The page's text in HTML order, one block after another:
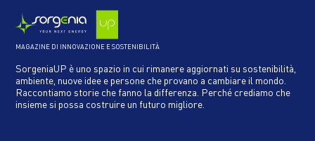
MAGAZINE DI INNOVAZIONE E SOSTENIBILITÀ
SorgeniaUP è uno spazio in cui rimanere aggiornati su sostenibilità,
ambiente, nuove idee e persone che provano a cambiare il mondo.
Raccontiamo storie che fanno la differenza. Perché crediamo che
insieme si possa costruire un futuro migliore.